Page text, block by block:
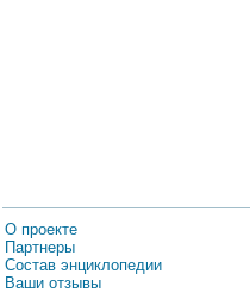
О проекте
Партнеры
Состав энциклопедии
Ваши отзывы